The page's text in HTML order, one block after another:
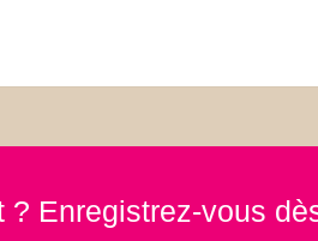
? Enregistrez-vous